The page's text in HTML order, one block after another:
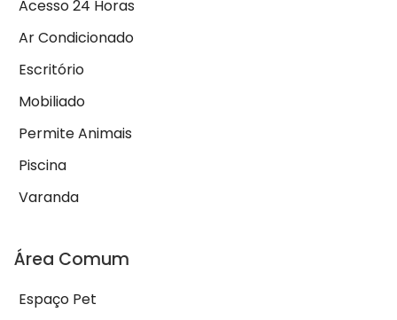
Acesso 24 Horas
Ar Condicionado
Escritório
Mobiliado
Permite Animais
Piscina
Varanda
Área Comum
Espaço Pet